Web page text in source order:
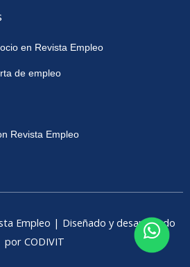
en Revista Empleo
de empleo
Revista Empleo
Empleo | Diseñado y desarrollado
por CODIVIT